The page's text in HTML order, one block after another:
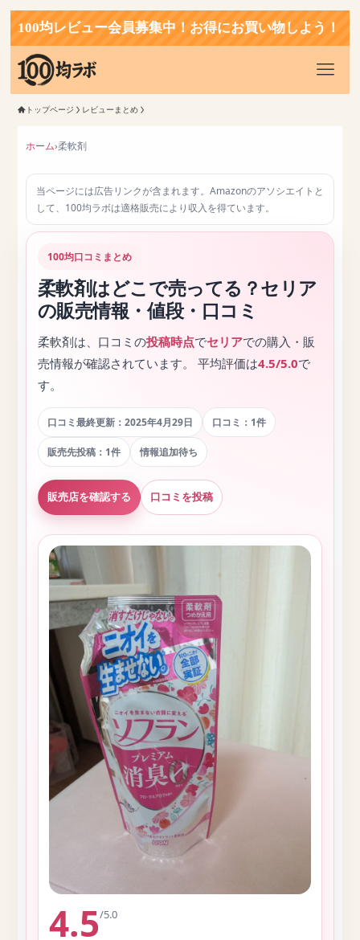
レビュー会員募集中！お得にお買い物しよう！
トップページ レビューまとめ
ホーム›柔軟剤
当ページには広告リンクが含まれます。Amazonのアソシエイトと
して、100均ラボは適格販売により収入を得ています。
100均口コミまとめ
柔軟剤はどこで売ってる？セリア
の販売情報・値段・口コミ
柔軟剤は、口コミの投稿時点でセリアでの購入・販
売情報が確認されています。 平均評価は4.5/5.0で
す。
口コミ最終更新：2025年4月29日 口コミ：1件
販売先投稿：1件 情報追加待ち
販売店を確認する 口コミを投稿
4.5/5.0